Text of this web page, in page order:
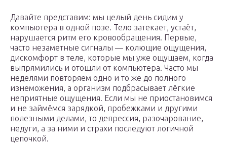
Давайте представим: мы целый день сидим у
компьютера в одной позе. Тело затекает, устаёт,
нарушается ритм его кровообращения. Первые,
часто незаметные сигналы — колющие ощущения,
дискомфорт в теле, которые мы уже ощущаем, когда
выпрямились и отошли от компьютера. Часто мы
неделями повторяем одно и то же до полного
изнеможения, а организм подбрасывает лёгкие
неприятные ощущения. Если мы не приостановимся
и не займёмся зарядкой, пробежками и другими
полезными делами, то депрессия, разочарование,
недуги, а за ними и страхи последуют логичной
цепочкой.